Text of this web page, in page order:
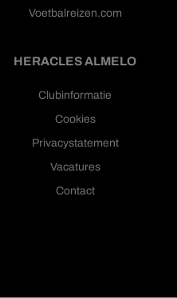
Voetbalreizen.com
HERACLES ALMELO
Clubinformatie
Cookies
Privacystatement
Vacatures
Contact